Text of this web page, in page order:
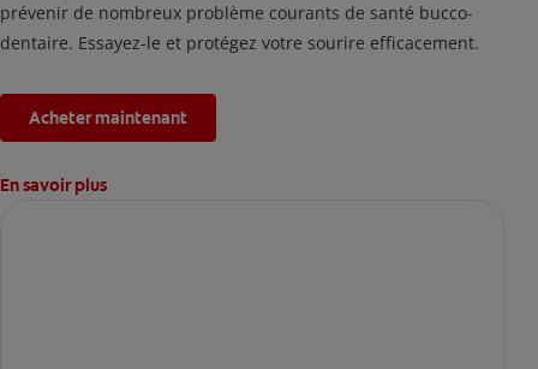
prévenir de nombreux problème courants de santé bucco-
dentaire. Essayez-le et protégez votre sourire efficacement.
Acheter maintenant
En savoir plus